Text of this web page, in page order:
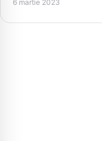
6 martie 2023